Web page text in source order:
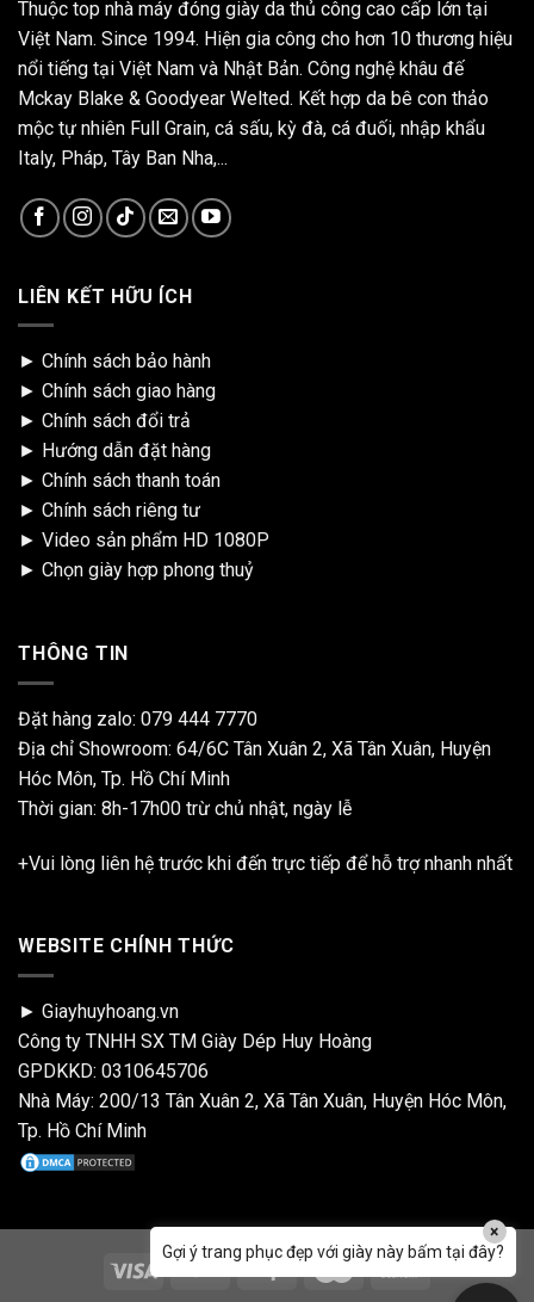
Thuộc top nhà máy đóng giày da thủ công cao cấp lớn tại
Việt Nam. Since 1994. Hiện gia công cho hơn 10 thương hiệu
nổi tiếng tại Việt Nam và Nhật Bản. Công nghệ khâu đế
Mckay Blake & Goodyear Welted. Kết hợp da bê con thảo
mộc tự nhiên Full Grain, cá sấu, kỳ đà, cá đuối, nhập khẩu
Italy, Pháp, Tây Ban Nha,...
LIÊN KẾT HỮU ÍCH
► Chính sách bảo hành
► Chính sách giao hàng
► Chính sách đổi trả
► Hướng dẫn đặt hàng
► Chính sách thanh toán
► Chính sách riêng tư
► Video sản phẩm HD 1080P
► Chọn giày hợp phong thuỷ
THÔNG TIN
Đặt hàng zalo: 079 444 7770
Địa chỉ Showroom: 64/6C Tân Xuân 2, Xã Tân Xuân, Huyện
Hóc Môn, Tp. Hồ Chí Minh
Thời gian: 8h-17h00 trừ chủ nhật, ngày lễ
+Vui lòng liên hệ trước khi đến trực tiếp để hỗ trợ nhanh nhất
WEBSITE CHÍNH THỨC
► Giayhuyhoang.vn
Công ty TNHH SX TM Giày Dép Huy Hoàng
GPDKKD: 0310645706
Nhà Máy: 200/13 Tân Xuân 2, Xã Tân Xuân, Huyện Hóc Môn,
Tp. Hồ Chí Minh
Gợi ý trang phục đẹp với giày này bấm tại đây?
×